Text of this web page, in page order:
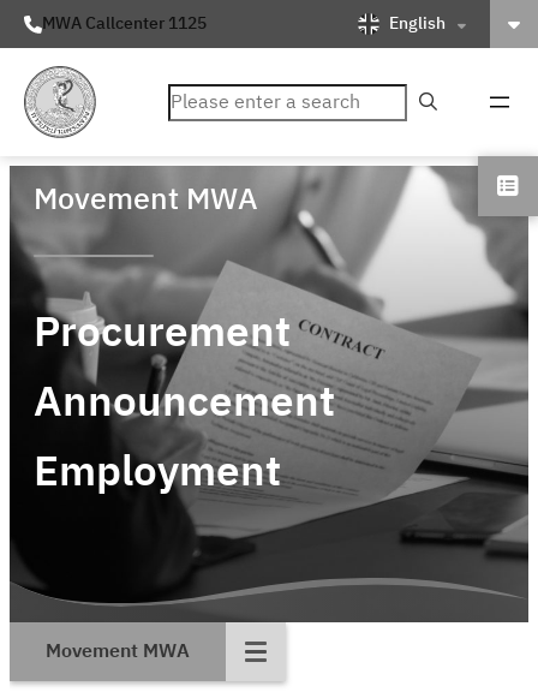
MWA Callcenter 1125 English
ค้นหา
Movement MWA
Procurement
Announcement
Employment
Movement MWA